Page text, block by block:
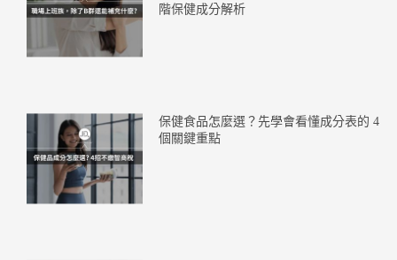
階保健成分解析
保健食品怎麼選？先學會看懂成分表的 4
個關鍵重點